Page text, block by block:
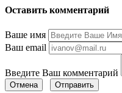
Оставить комментарий
Ваше имя
Ваш email
Введите Ваш комментарий
Отмена Отправить